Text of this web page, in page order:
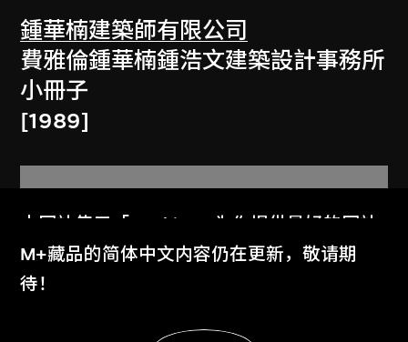
鍾華楠建築師有限公司
費雅倫鍾華楠鍾浩文建築設計事務所
小冊子
[1989]
本网站使用「Cookies」为你提供最好的网站
体验。
了解更多
M+藏品的简体中文内容仍在更新，敬请期
待！
显示更多